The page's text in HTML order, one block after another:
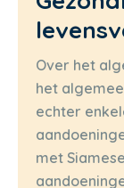
Over het
het
echter
met